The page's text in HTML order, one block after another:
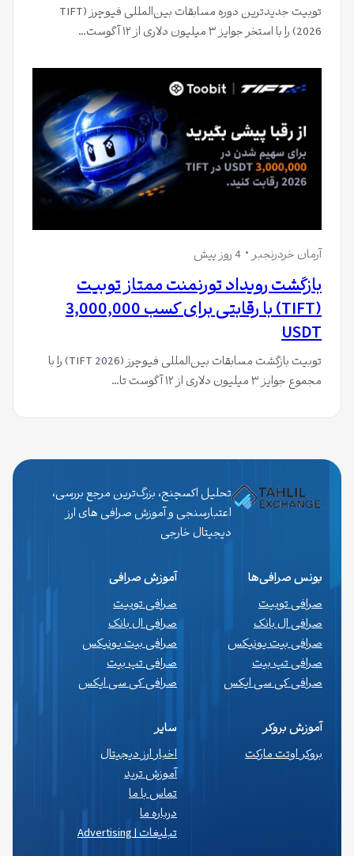
توبیت جدیدترین دوره مسابقات بین‌المللی فیوچرز (TIFT
2026) را با استخر جوایز ۳ میلیون دلاری از ۱۲ آگوست…
آرمان خردرنجبر 4 روز پیش
بازگشت رویداد تورنمنت ممتاز تو‌بیت
(TIFT) با رقابتی برای کسب 3,000,000
USDT
توبیت بازگشت مسابقات بین‌المللی فیوچرز (TIFT 2026) را با
مجموع جوایز ۳ میلیون دلاری از ۱۲ آگوست تا…
تحلیل اکسچنج، بزرگ‌ترین مرجع بررسی،
اعتبارسنجی و آموزش صرافی های ارز
دیجیتال خارجی
بونس صرافی‌ها
صرافی توبیت
صرافی ال بانک
صرافی بیت یونیکس
صرافی تپ بیت
صرافی کی سی ایکس
آموزش صرافی
صرافی توبیت
صرافی ال بانک
صرافی بیت یونیکس
صرافی تپ بیت
صرافی کی سی ایکس
آموزش بروکر
بروکر اوتت مارکت
سایر
اخبار ارز دیجیتال
آموزش ترید
تماس با ما
درباره ما
تبلیغات | Advertising